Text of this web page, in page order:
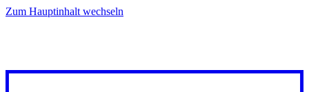
Zum Hauptinhalt wechseln